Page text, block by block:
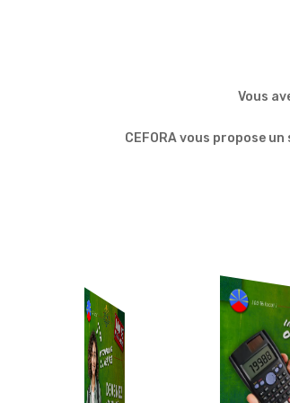
Vous
CEFORA vous propose